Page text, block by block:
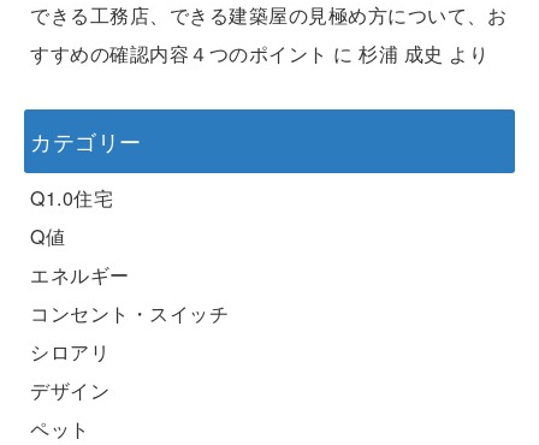
できる工務店、できる建築屋の見極め方について、お
すすめの確認内容４つのポイント に 杉浦 成史 より
カテゴリー
Q1.0住宅
Q値
エネルギー
コンセント・スイッチ
シロアリ
デザイン
ペット